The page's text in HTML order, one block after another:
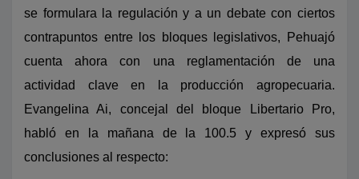
se formulara la regulación y a un debate con ciertos
contrapuntos entre los bloques legislativos, Pehuajó
cuenta ahora con una reglamentación de una
actividad clave en la producción agropecuaria.
Evangelina Ai, concejal del bloque Libertario Pro,
habló en la mañana de la 100.5 y expresó sus
conclusiones al respecto: